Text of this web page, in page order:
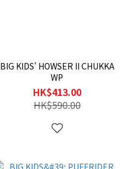
BIG KIDS' HOWSER II CHUKKA
WP
HK$413.00
HK$590.00